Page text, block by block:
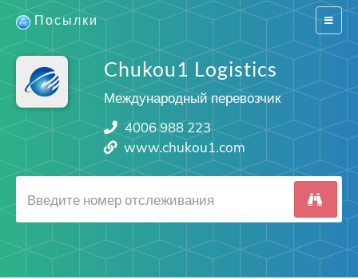
Switch
Посылки
Chukou1 Logistics
Международный перевозчик
4006 988 223
www.chukou1.com